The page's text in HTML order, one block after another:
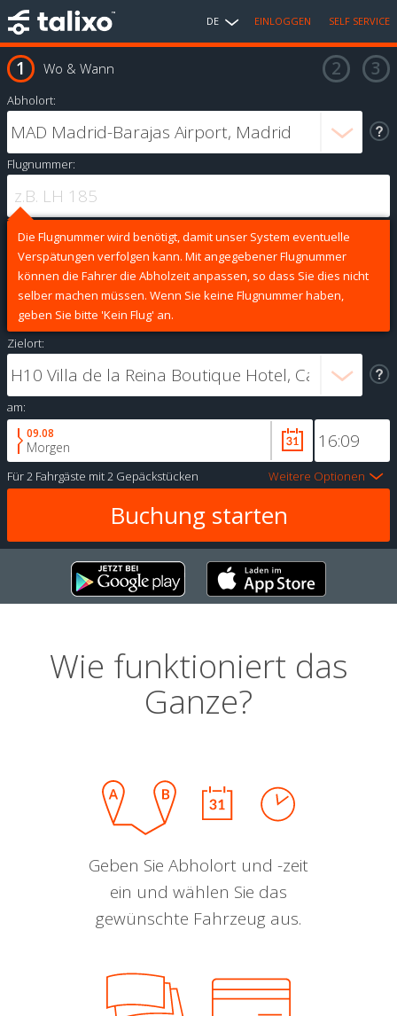
DE EINLOGGEN SELF SERVICE
Wo & Wann
Abholort:
Flugnummer:
Die Flugnummer wird benötigt, damit unser System eventuelle
Verspätungen verfolgen kann. Mit angegebener Flugnummer
können die Fahrer die Abholzeit anpassen, so dass Sie dies nicht
selber machen müssen. Wenn Sie keine Flugnummer haben,
geben Sie bitte 'Kein Flug' an.
Zielort:
am:
09.08
Morgen
Für2 Fahrgäste mit2 Gepäckstücken Weitere Optionen
Wie funktioniert das
Ganze?
Geben Sie Abholort und -zeit
ein und wählen Sie das
gewünschte Fahrzeug aus.